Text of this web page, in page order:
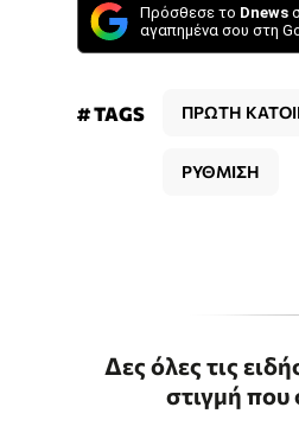
Πρόσθεσε το Dnews
αγαπημένα σου στη
# TAGS ΠΡΩΤΗ
ΡΥΘΜΙΣΗ
Δες όλες τις
στιγμή που